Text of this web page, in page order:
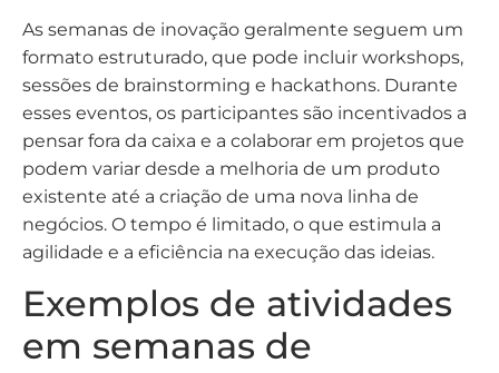
As semanas de inovação geralmente seguem um
formato estruturado, que pode incluir workshops,
sessões de brainstorming e hackathons. Durante
esses eventos, os participantes são incentivados a
pensar fora da caixa e a colaborar em projetos que
podem variar desde a melhoria de um produto
existente até a criação de uma nova linha de
negócios. O tempo é limitado, o que estimula a
agilidade e a eficiência na execução das ideias.
Exemplos de atividades
em semanas de